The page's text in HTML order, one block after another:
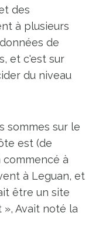
des
à plusieurs
de
et c'est sur
du niveau
sommes sur le
est (de
commencé à
à Leguan, et
être un site
Avait noté la